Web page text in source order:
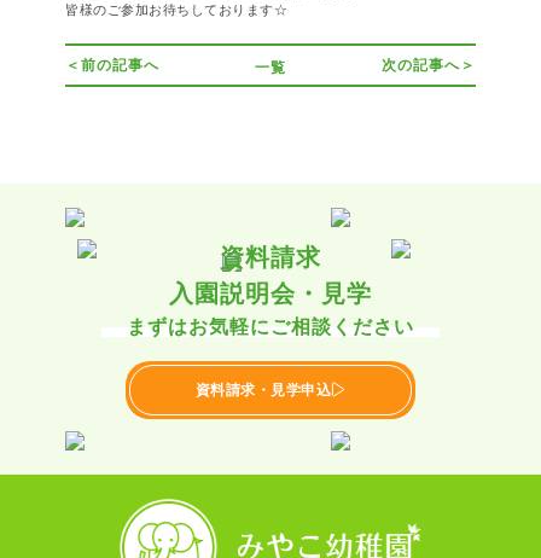
皆様のご参加お待ちしております☆
＜前の記事へ 一覧 次の記事へ＞
資料請求
入園説明会・見学
まずはお気軽にご相談ください
資料請求・見学申込 ▶︎